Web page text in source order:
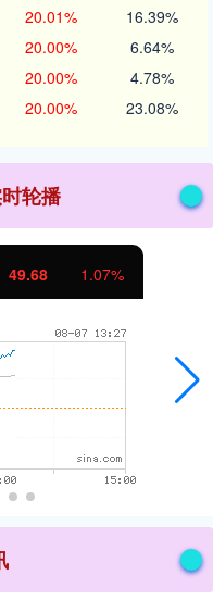
20.01% 16.39%
20.00% 6.64%
20.00% 4.78%
20.00% 23.08%
轮播
9.42 0.84%